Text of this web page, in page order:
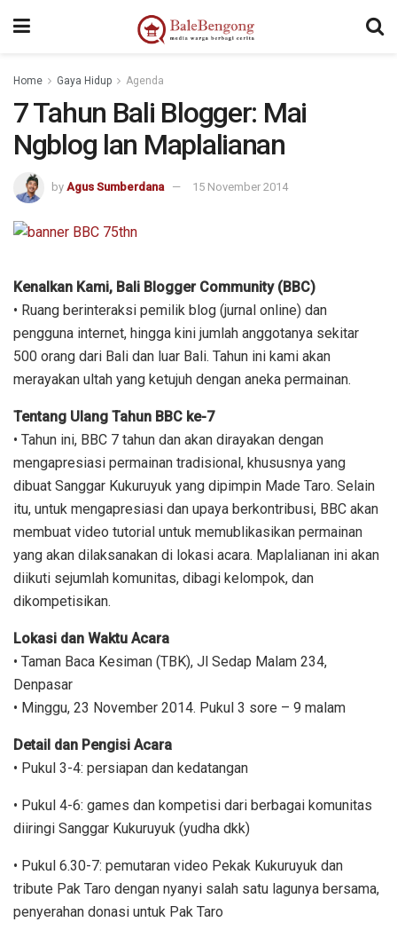
Home Gaya Hidup Agenda
7 Tahun Bali Blogger: Mai
Ngblog lan Maplalianan
by Agus Sumberdana 15 November 2014
Kenalkan Kami, Bali Blogger Community (BBC)
• Ruang berinteraksi pemilik blog (jurnal online) dan
pengguna internet, hingga kini jumlah anggotanya sekitar
500 orang dari Bali dan luar Bali. Tahun ini kami akan
merayakan ultah yang ketujuh dengan aneka permainan.
Tentang Ulang Tahun BBC ke-7
• Tahun ini, BBC 7 tahun dan akan dirayakan dengan
mengapresiasi permainan tradisional, khususnya yang
dibuat Sanggar Kukuruyuk yang dipimpin Made Taro. Selain
itu, untuk mengapresiasi dan upaya berkontribusi, BBC akan
membuat video tutorial untuk memublikasikan permainan
yang akan dilaksanakan di lokasi acara. Maplalianan ini akan
diikuti sejumlah komunitas, dibagi kelompok, dan
dikompetisikan.
Lokasi dan Waktu Acara
• Taman Baca Kesiman (TBK), Jl Sedap Malam 234,
Denpasar
• Minggu, 23 November 2014. Pukul 3 sore – 9 malam
Detail dan Pengisi Acara
• Pukul 3-4: persiapan dan kedatangan
• Pukul 4-6: games dan kompetisi dari berbagai komunitas
diiringi Sanggar Kukuruyuk (yudha dkk)
• Pukul 6.30-7: pemutaran video Pekak Kukuruyuk dan
tribute Pak Taro dengan nyanyi salah satu lagunya bersama,
penyerahan donasi untuk Pak Taro